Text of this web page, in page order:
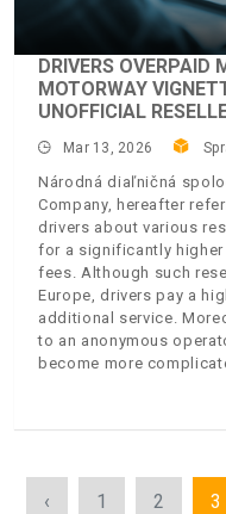
DRIVERS OVERPAID
MOTORWAY
UNOFFICIAL
Mar 13, 2026
Národná diaľničná
Company, hereafter
drivers about various
for a significantly
fees. Although such
Europe, drivers pay a
additional service.
to an anonymous
become more
‹ 1 2 3